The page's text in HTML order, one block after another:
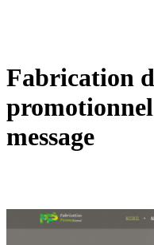
Fabrication
message